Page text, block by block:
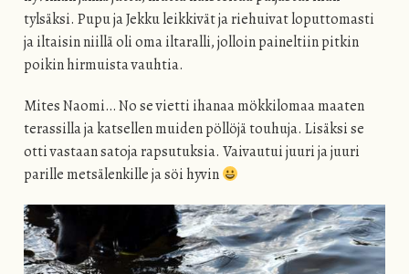
tylsäksi. Pupu ja Jekku leikkivät ja riehuivat loputtomasti
ja iltaisin niillä oli oma iltaralli, jolloin paineltiin pitkin
poikin hirmuista vauhtia.
Mites Naomi… No se vietti ihanaa mökkilomaa maaten
terassilla ja katsellen muiden pöllöjä touhuja. Lisäksi se
otti vastaan satoja rapsutuksia. Vaivautui juuri ja juuri
parille metsälenkille ja söi hyvin